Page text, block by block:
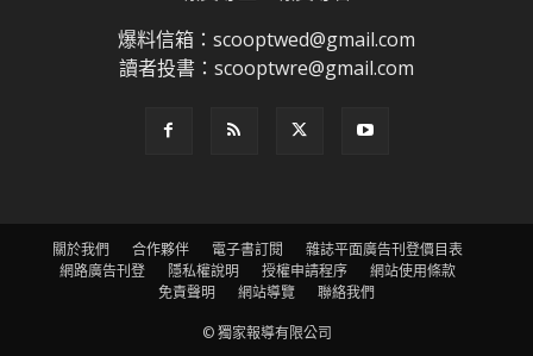
爆料信箱：scooptwed@gmail.com
讀者投書：scooptwre@gmail.com
關於我們 合作夥伴 電子書訂閱
雜誌平面廣告刊登價目表
網路廣告刊登
隱私權說明 授權申請程序
網站使用條款
免責聲明
網站導覽
聯絡我們
© 獨家報導有限公司